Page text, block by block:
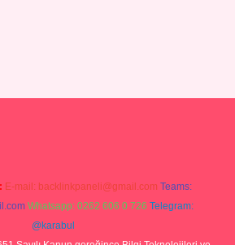
E-mail: backlinkpaneli@gmail.com Teams:
Whatsapp: 0262 606 0 726 Telegram:
@karabul